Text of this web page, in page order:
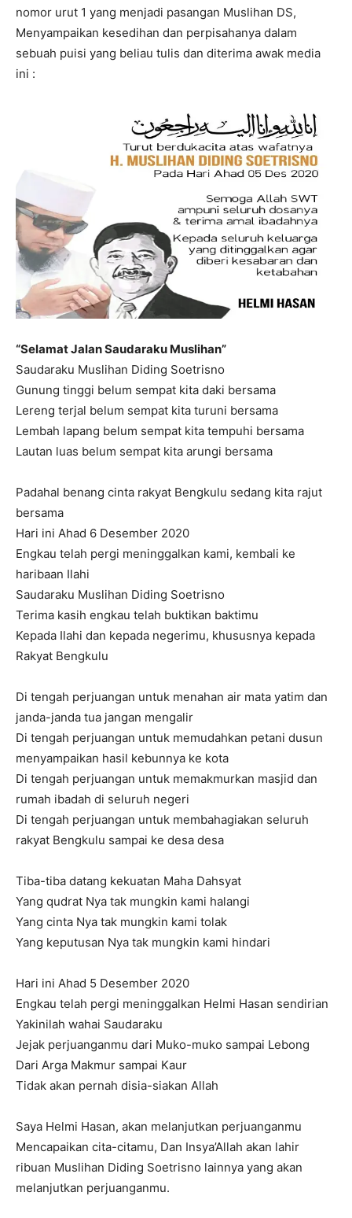
nomor urut 1 yang menjadi pasangan Muslihan DS,
Menyampaikan kesedihan dan perpisahanya dalam
sebuah puisi yang beliau tulis dan diterima awak media
ini :
“Selamat Jalan Saudaraku Muslihan”
Saudaraku Muslihan Diding Soetrisno
Gunung tinggi belum sempat kita daki bersama
Lereng terjal belum sempat kita turuni bersama
Lembah lapang belum sempat kita tempuhi bersama
Lautan luas belum sempat kita arungi bersama
Padahal benang cinta rakyat Bengkulu sedang kita rajut
bersama
Hari ini Ahad 6 Desember 2020
Engkau telah pergi meninggalkan kami, kembali ke
haribaan Ilahi
Saudaraku Muslihan Diding Soetrisno
Terima kasih engkau telah buktikan baktimu
Kepada Ilahi dan kepada negerimu, khususnya kepada
Rakyat Bengkulu
Di tengah perjuangan untuk menahan air mata yatim dan
janda-janda tua jangan mengalir
Di tengah perjuangan untuk memudahkan petani dusun
menyampaikan hasil kebunnya ke kota
Di tengah perjuangan untuk memakmurkan masjid dan
rumah ibadah di seluruh negeri
Di tengah perjuangan untuk membahagiakan seluruh
rakyat Bengkulu sampai ke desa desa
Tiba-tiba datang kekuatan Maha Dahsyat
Yang qudrat Nya tak mungkin kami halangi
Yang cinta Nya tak mungkin kami tolak
Yang keputusan Nya tak mungkin kami hindari
Hari ini Ahad 5 Desember 2020
Engkau telah pergi meninggalkan Helmi Hasan sendirian
Yakinilah wahai Saudaraku
Jejak perjuanganmu dari Muko-muko sampai Lebong
Dari Arga Makmur sampai Kaur
Tidak akan pernah disia-siakan Allah
Saya Helmi Hasan, akan melanjutkan perjuanganmu
Mencapaikan cita-citamu, Dan Insya’Allah akan lahir
ribuan Muslihan Diding Soetrisno lainnya yang akan
melanjutkan perjuanganmu.